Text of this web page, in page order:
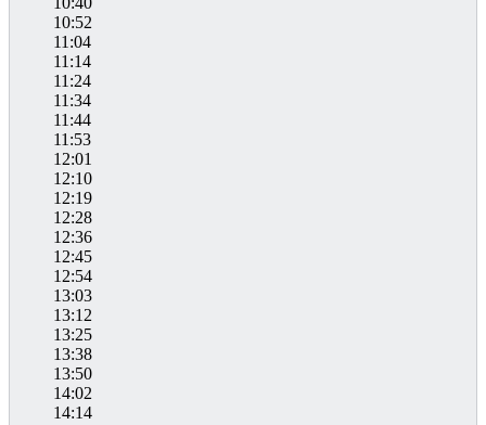
10:52
11:04
11:14
11:24
11:34
11:44
11:53
12:01
12:10
12:19
12:28
12:36
12:45
12:54
13:03
13:12
13:25
13:38
13:50
14:02
14:14